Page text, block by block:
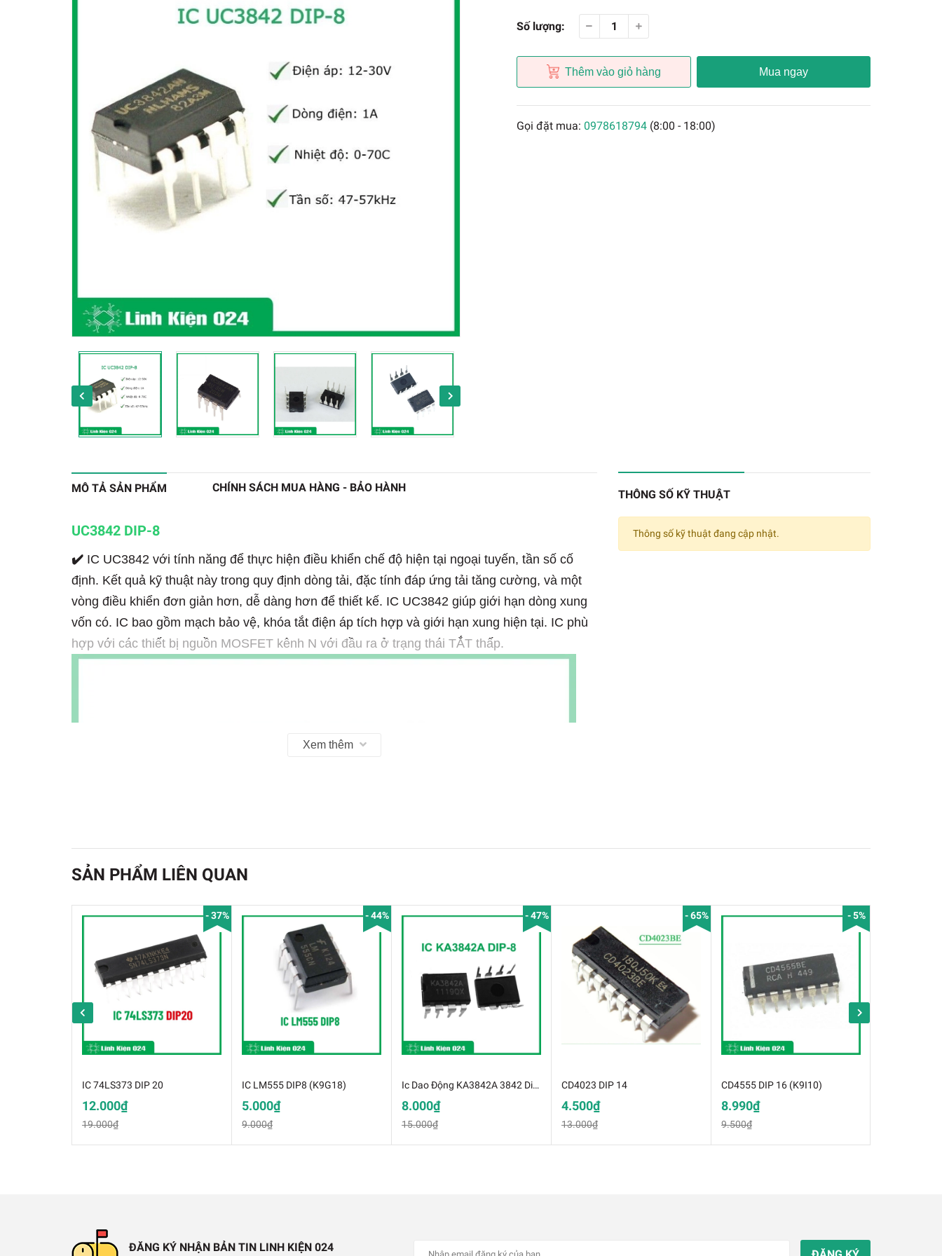
Số lượng:
Thêm vào giỏ hàng Mua ngay
Gọi đặt mua: 0978618794 (8:00 - 18:00)
MÔ TẢ SẢN PHẨM CHÍNH SÁCH MUA HÀNG - BẢO HÀNH
UC3842 DIP-8
✔️ IC UC3842 với tính năng để thực hiện điều khiển chế độ hiện tại ngoại tuyến, tần số cố
định. Kết quả kỹ thuật này trong quy định dòng tải, đặc tính đáp ứng tải tăng cường, và một
vòng điều khiển đơn giản hơn, dễ dàng hơn để thiết kế. IC UC3842 giúp giới hạn dòng xung
vốn có. IC bao gồm mạch bảo vệ, khóa tắt điện áp tích hợp và giới hạn xung hiện tại. IC phù
hợp với các thiết bị nguồn MOSFET kênh N với đầu ra ở trạng thái TẮT thấp.
✔️Điện áp hoạt động: 12-30V
Xem thêm
THÔNG SỐ KỸ THUẬT
Thông số kỹ thuật đang cập nhật.
SẢN PHẨM LIÊN QUAN
- 37%
IC 74LS373 DIP 20
12.000₫
19.000₫
- 44%
IC LM555 DIP8 (K9G18)
5.000₫
9.000₫
- 47%
Ic Dao Động KA3842A 3842 Dip-8 k9f16
8.000₫
15.000₫
- 65%
CD4023 DIP 14
4.500₫
13.000₫
- 5%
CD4555 DIP 16 (K9I10)
8.990₫
9.500₫
ĐĂNG KÝ NHẬN BẢN TIN LINH KIỆN 024